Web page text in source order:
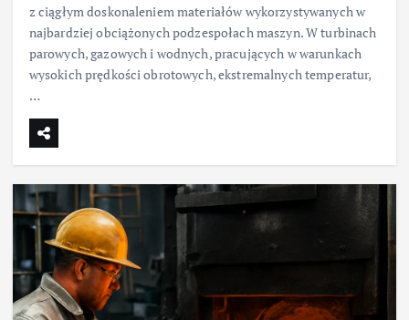
z ciągłym doskonaleniem materiałów wykorzystywanych w
najbardziej obciążonych podzespołach maszyn. W turbinach
parowych, gazowych i wodnych, pracujących w warunkach
wysokich prędkości obrotowych, ekstremalnych temperatur,
…